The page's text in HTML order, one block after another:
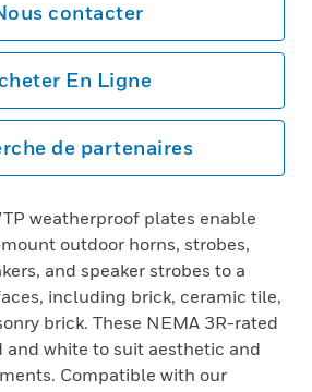
contacter
En Ligne
de partenaires
weatherproof plates enable
outdoor horns, strobes,
and speaker strobes to a
including brick, ceramic tile,
brick. These NEMA 3R-rated
and white to suit aesthetic and
Compatible with our